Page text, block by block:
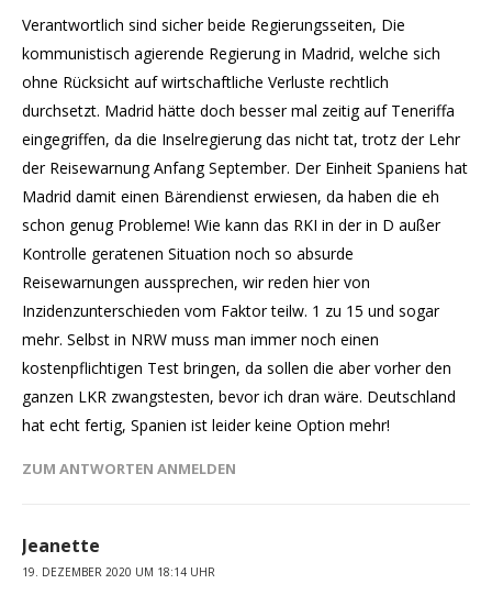
Verantwortlich sind sicher beide Regierungsseiten, Die
kommunistisch agierende Regierung in Madrid, welche sich
ohne Rücksicht auf wirtschaftliche Verluste rechtlich
durchsetzt. Madrid hätte doch besser mal zeitig auf Teneriffa
eingegriffen, da die Inselregierung das nicht tat, trotz der Lehr
der Reisewarnung Anfang September. Der Einheit Spaniens hat
Madrid damit einen Bärendienst erwiesen, da haben die eh
schon genug Probleme! Wie kann das RKI in der in D außer
Kontrolle geratenen Situation noch so absurde
Reisewarnungen aussprechen, wir reden hier von
Inzidenzunterschieden vom Faktor teilw. 1 zu 15 und sogar
mehr. Selbst in NRW muss man immer noch einen
kostenpflichtigen Test bringen, da sollen die aber vorher den
ganzen LKR zwangstesten, bevor ich dran wäre. Deutschland
hat echt fertig, Spanien ist leider keine Option mehr!
ZUM ANTWORTEN ANMELDEN
Jeanette
19. DEZEMBER 2020 UM 18:14 UHR